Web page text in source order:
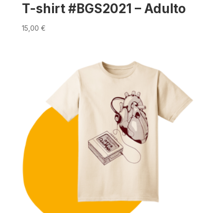
T-shirt #BGS2021 – Adulto
15,00 €